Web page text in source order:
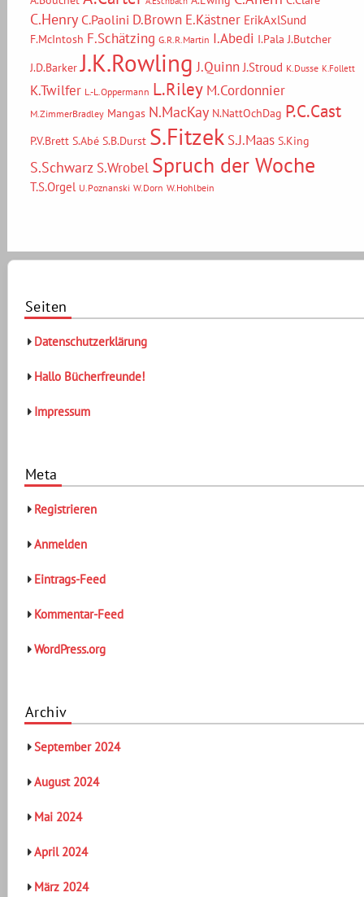
C.Henry C.Paolini D.Brown E.Kästner ErikAxlSund
F.McIntosh F.Schätzing G.R.R.Martin I.Abedi I.Pala J.Butcher
J.D.Barker J.K.Rowling J.Quinn J.Stroud K.Dusse K.Follett
K.Twilfer L.-L.Oppermann L.Riley M.Cordonnier
M.ZimmerBradley Mangas N.MacKay N.NattOchDag P.C.Cast
P.V.Brett S.Abé S.B.Durst S.Fitzek S.J.Maas S.King
S.Schwarz S.Wrobel Spruch der Woche
T.S.Orgel U.Poznanski W.Dorn W.Hohlbein
Seiten
Datenschutzerklärung
Hallo Bücherfreunde!
Impressum
Meta
Registrieren
Anmelden
Eintrags-Feed
Kommentar-Feed
WordPress.org
Archiv
September 2024
August 2024
Mai 2024
April 2024
März 2024